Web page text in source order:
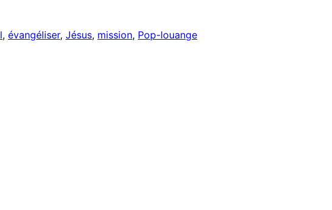
, évangéliser, Jésus, mission, Pop-louange